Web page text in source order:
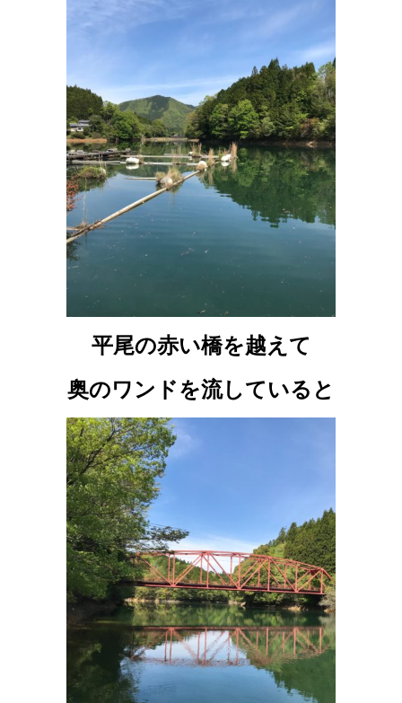
平尾の赤い橋を越えて
奥のワンドを流していると